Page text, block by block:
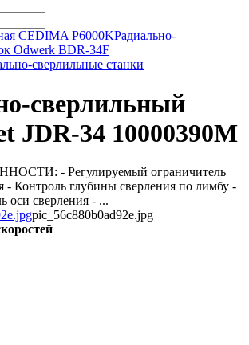
CEDIMA P6000KРадиально-
Odwerk BDR-34F
сверлильные станки
сверлильный
JDR-34 10000390M
- Регулируемый ограничитель
- Контроль глубины сверления по лимбу -
оси сверления - ...
pic_56c880b0ad92e.jpg